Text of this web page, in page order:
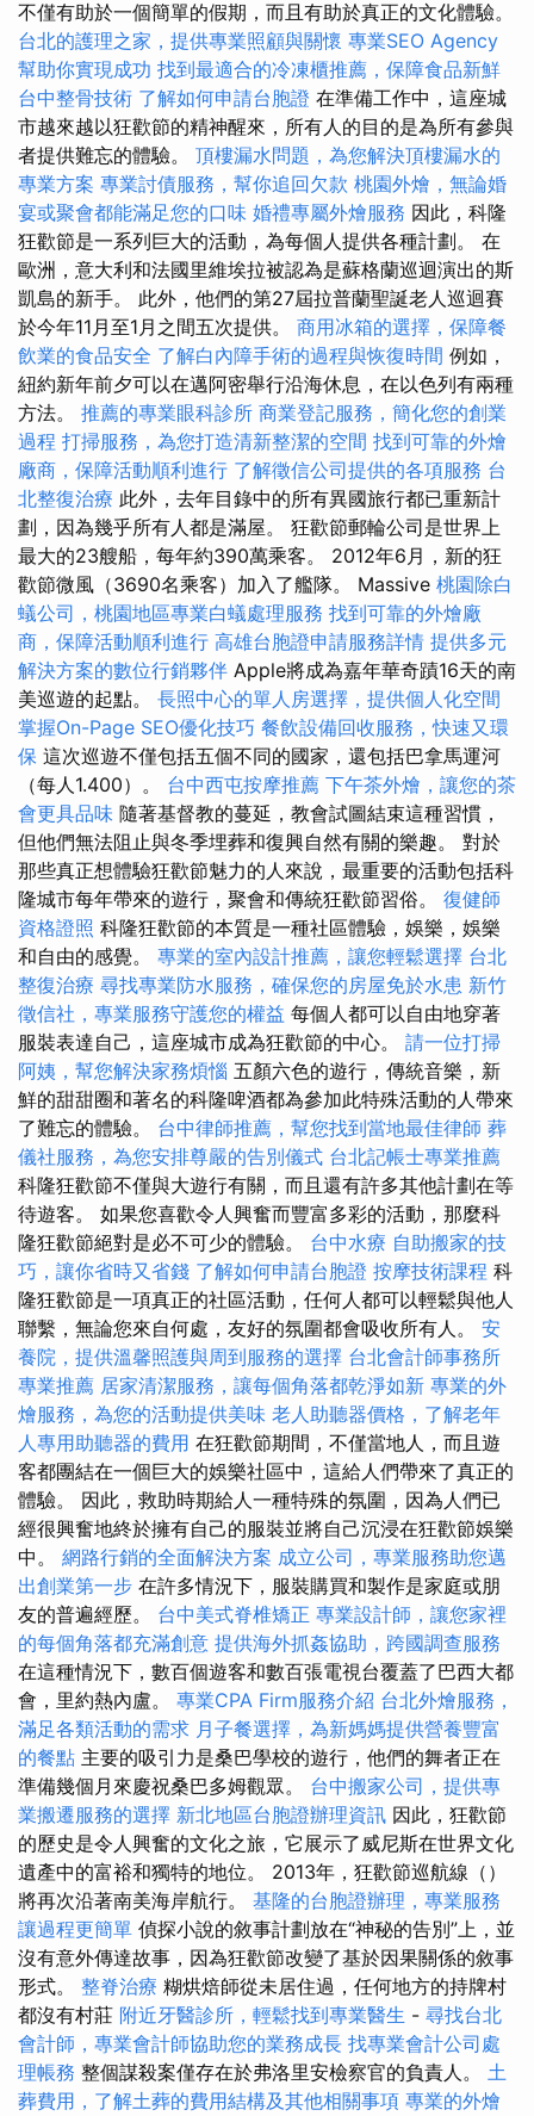
不僅有助於一個簡單的假期，而且有助於真正的文化體驗。
台北的護理之家，提供專業照顧與關懷 專業SEO Agency
幫助你實現成功 找到最適合的冷凍櫃推薦，保障食品新鮮
台中整骨技術 了解如何申請台胞證 在準備工作中，這座城
市越來越以狂歡節的精神醒來，所有人的目的是為所有參與
者提供難忘的體驗。 頂樓漏水問題，為您解決頂樓漏水的
專業方案 專業討債服務，幫你追回欠款 桃園外燴，無論婚
宴或聚會都能滿足您的口味 婚禮專屬外燴服務 因此，科隆
狂歡節是一系列巨大的活動，為每個人提供各種計劃。 在
歐洲，意大利和法國里維埃拉被認為是蘇格蘭巡迴演出的斯
凱島的新手。 此外，他們的第27屆拉普蘭聖誕老人巡迴賽
於今年11月至1月之間五次提供。 商用冰箱的選擇，保障餐
飲業的食品安全 了解白內障手術的過程與恢復時間 例如，
紐約新年前夕可以在邁阿密舉行沿海休息，在以色列有兩種
方法。 推薦的專業眼科診所 商業登記服務，簡化您的創業
過程 打掃服務，為您打造清新整潔的空間 找到可靠的外燴
廠商，保障活動順利進行 了解徵信公司提供的各項服務 台
北整復治療 此外，去年目錄中的所有異國旅行都已重新計
劃，因為幾乎所有人都是滿屋。 狂歡節郵輪​​公司是世界上
最大的23艘船，每年約390萬乘客。 2012年6月，新的狂
歡節微風（3690名乘客）加入了艦隊。 Massive 桃園除白
蟻公司，桃園地區專業白蟻處理服務 找到可靠的外燴廠
商，保障活動順利進行 高雄台胞證申請服務詳情 提供多元
解決方案的數位行銷夥伴 Apple將成為嘉年華奇蹟16天的南
美巡遊的起點。 長照中心的單人房選擇，提供個人化空間
掌握On-Page SEO優化技巧 餐飲設備回收服務，快速又環
保 這次巡遊不僅包括五個不同的國家，還包括巴拿馬運河
（每人1.400）。 台中西屯按摩推薦 下午茶外燴，讓您的茶
會更具品味 隨著基督教的蔓延，教會試圖結束這種習慣，
但他們無法阻止與冬季埋葬和復興自然有關的樂趣。 對於
那些真正想體驗狂歡節魅力的人來說，最重要的活動包括科
隆城市每年帶來的遊行，聚會和傳統狂歡節習俗。 復健師
資格證照 科隆狂歡節的本質是一種社區體驗，娛樂，娛樂
和自由的感覺。 專業的室內設計推薦，讓您輕鬆選擇 台北
整復治療 尋找專業防水服務，確保您的房屋免於水患 新竹
徵信社，專業服務守護您的權益 每個人都可以自由地穿著
服裝表達自己，這座城市成為狂歡節的中心。 請一位打掃
阿姨，幫您解決家務煩惱 五顏六色的遊行，傳統音樂，新
鮮的甜甜圈和著名的科隆啤酒都為參加此特殊活動的人帶來
了難忘的體驗。 台中律師推薦，幫您找到當地最佳律師 葬
儀社服務，為您安排尊嚴的告別儀式 台北記帳士專業推薦
科隆狂歡節不僅與大遊行有關，而且還有許多其他計劃在等
待遊客。 如果您喜歡令人興奮而豐富多彩的活動，那麼科
隆狂歡節絕對是必不可少的體驗。 台中水療 自助搬家的技
巧，讓你省時又省錢 了解如何申請台胞證 按摩技術課程 科
隆狂歡節是一項真正的社區活動，任何人都可以輕鬆與他人
聯繫，無論您來自何處，友好的氛圍都會吸收所有人。 安
養院，提供溫馨照護與周到服務的選擇 台北會計師事務所
專業推薦 居家清潔服務，讓每個角落都乾淨如新 專業的外
燴服務，為您的活動提供美味 老人助聽器價格，了解老年
人專用助聽器的費用 在狂歡節期間，不僅當地人，而且遊
客都團結在一個巨大的娛樂社區中，這給人們帶來了真正的
體驗。 因此，救助時期給人一種特殊的氛圍，因為人們已
經很興奮地終於擁有自己的服裝並將自己沉浸在狂歡節娛樂
中。 網路行銷的全面解決方案 成立公司，專業服務助您邁
出創業第一步 在許多情況下，服裝購買和製作是家庭或朋
友的普遍經歷。 台中美式脊椎矯正 專業設計師，讓您家裡
的每個角落都充滿創意 提供海外抓姦協助，跨國調查服務
在這種情況下，數百個遊客和數百張電視台覆蓋了巴西大都
會，里約熱內盧。 專業CPA Firm服務介紹 台北外燴服務，
滿足各類活動的需求 月子餐選擇，為新媽媽提供營養豐富
的餐點 主要的吸引力是桑巴學校的遊行，他們的舞者正在
準備幾個月來慶祝桑巴多姆觀眾。 台中搬家公司，提供專
業搬遷服務的選擇 新北地區台胞證辦理資訊 因此，狂歡節
的歷史是令人興奮的文化之旅，它展示了威尼斯在世界文化
遺產中的富裕和獨特的地位。 2013年，狂歡節巡航線（）
將再次沿著南美海岸航行。 基隆的台胞證辦理，專業服務
讓過程更簡單 偵探小說的敘事計劃放在“神秘的告別”上，並
沒有意外傳達故事，因為狂歡節改變了基於因果關係的敘事
形式。 整脊治療 糊烘焙師從未居住過，任何地方的持牌村
都沒有村莊 附近牙醫診所，輕鬆找到專業醫生 - 尋找台北
會計師，專業會計師協助您的業務成長 找專業會計公司處
理帳務 整個謀殺案僅存在於弗洛里安檢察官的負責人。 土
葬費用，了解土葬的費用結構及其他相關事項 專業的外燴